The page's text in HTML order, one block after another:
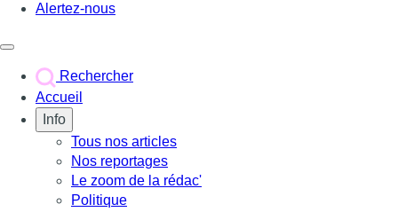
Alertez-nous
Rechercher
Accueil
Info
Tous nos articles
Nos reportages
Le zoom de la rédac'
Politique